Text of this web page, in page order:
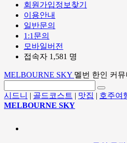
회원가입정보찾기
이용안내
일반문의
1:1문의
모바일버전
접속자 1,581 명
MELBOURNE SKY 멜번 한인 커
시드니 | 골드코스트 | 맛집 | 호주여
MELBOURNE SKY